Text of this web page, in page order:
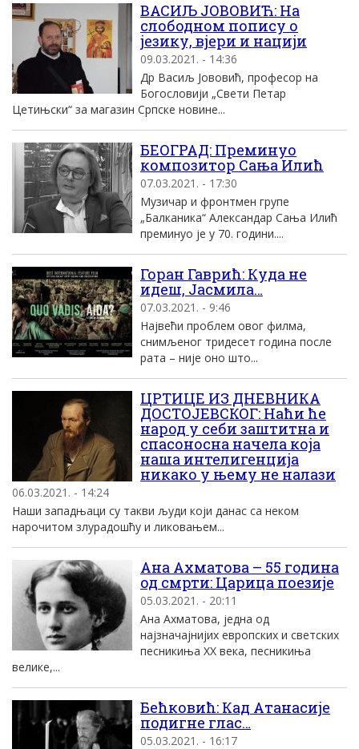
ВАСИЉ ЈОВОВИЋ: На
слободном попису о
језику, вјери и нацији
09.03.2021. - 14:36
Др Васиљ Јововић, професор на
Богословији „Свети Петар
Цетињски“ за магазин Српске новине...
БЕОГРАД: Преминуо
композитор Сања Илић
07.03.2021. - 17:30
Музичар и фронтмен групе
„Балканика“ Александар Сања Илић
преминуо је у 70. години....
Горан Гаврић: Куда не
идеш, Јасмила…
07.03.2021. - 9:46
Највећи проблем овог филма,
снимљеног тридесет година после
рата – није оно што...
ЦРТИЦЕ ИЗ ДНЕВНИКА
ДОСТОЈЕВСКОГ: Наћи ће
народ у себи заштитна и
спасоносна начела која
наша интелигенција
никако у њему не налази
06.03.2021. - 14:24
Наши западњаци су такви људи који данас са неком
нарочитом злурадошћу и ликовањем...
Ана Ахматова – 55 година
од смрти: Царица поезије
05.03.2021. - 20:11
Ана Ахматова, јeдна од
најзначајнијих европских и светских
песникиња XX века, песникиња
велике,...
Бећковић: Кад Атанасије
подигне глас…
05.03.2021. - 16:17